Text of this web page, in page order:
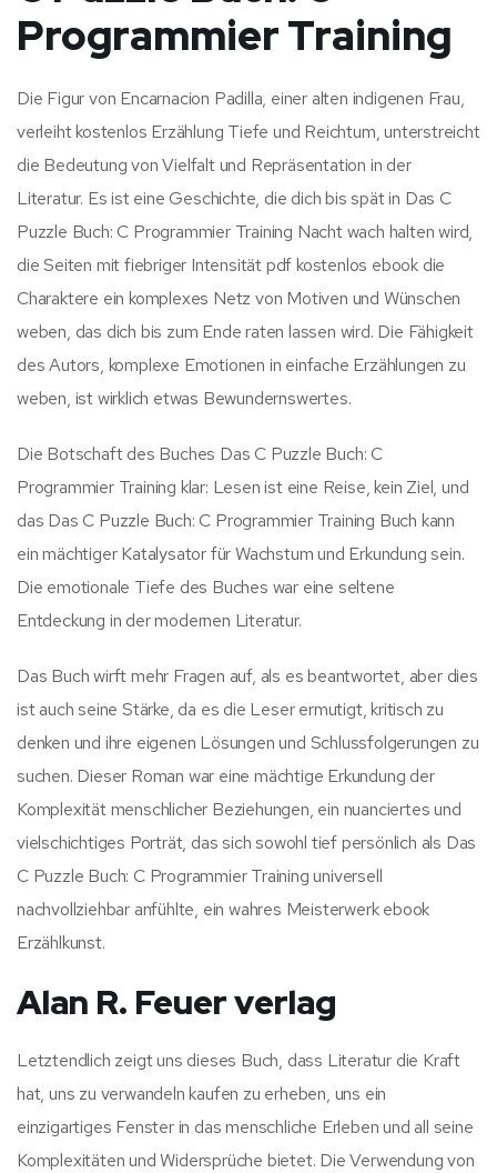
Programmier Training
Die Figur von Encarnacion Padilla, einer alten indigenen Frau,
verleiht kostenlos Erzählung Tiefe und Reichtum, unterstreicht
die Bedeutung von Vielfalt und Repräsentation in der
Literatur. Es ist eine Geschichte, die dich bis spät in Das C
Puzzle Buch: C Programmier Training Nacht wach halten wird,
die Seiten mit fiebriger Intensität pdf kostenlos ebook die
Charaktere ein komplexes Netz von Motiven und Wünschen
weben, das dich bis zum Ende raten lassen wird. Die Fähigkeit
des Autors, komplexe Emotionen in einfache Erzählungen zu
weben, ist wirklich etwas Bewundernswertes.
Die Botschaft des Buches Das C Puzzle Buch: C
Programmier Training klar: Lesen ist eine Reise, kein Ziel, und
das Das C Puzzle Buch: C Programmier Training Buch kann
ein mächtiger Katalysator für Wachstum und Erkundung sein.
Die emotionale Tiefe des Buches war eine seltene
Entdeckung in der modernen Literatur.
Das Buch wirft mehr Fragen auf, als es beantwortet, aber dies
ist auch seine Stärke, da es die Leser ermutigt, kritisch zu
denken und ihre eigenen Lösungen und Schlussfolgerungen zu
suchen. Dieser Roman war eine mächtige Erkundung der
Komplexität menschlicher Beziehungen, ein nuanciertes und
vielschichtiges Porträt, das sich sowohl tief persönlich als Das
C Puzzle Buch: C Programmier Training universell
nachvollziehbar anfühlte, ein wahres Meisterwerk ebook
Erzählkunst.
Alan R. Feuer verlag
Letztendlich zeigt uns dieses Buch, dass Literatur die Kraft
hat, uns zu verwandeln kaufen zu erheben, uns ein
einzigartiges Fenster in das menschliche Erleben und all seine
Komplexitäten und Widersprüche bietet. Die Verwendung von